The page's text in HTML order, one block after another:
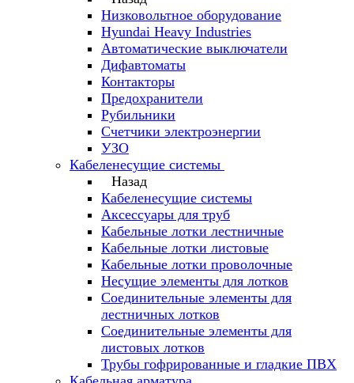
Низковольтное оборудование
Hyundai Heavy Industries
Автоматические выключатели
Дифавтоматы
Контакторы
Предохранители
Рубильники
Счетчики электроэнергии
УЗО
Кабеленесущие системы
Назад
Кабеленесущие системы
Аксессуары для труб
Кабельные лотки лестничные
Кабельные лотки листовые
Кабельные лотки проволочные
Несущие элементы для лотков
Соединительные элементы для
лестничных лотков
Соединительные элементы для
листовых лотков
Трубы гофрированные и гладкие ПВХ